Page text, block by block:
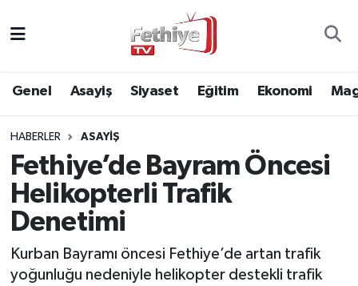
Genel Asayiş Siyaset Eğitim Ekonomi
HABERLER ASAYIŞ
Fethiye’de Bayram Öncesi
Helikopterli Trafik
Denetimi
Kurban Bayramı öncesi Fethiye’de artan trafik
yoğunluğu nedeniyle helikopter destekli trafik
Asayiş
Eğitim
Ekonomi
Kültür
Muğla Hava Durumu
Muğla Namaz Vakitleri
Muğla Trafik Yoğunluk Haritası
Süper Lig Puan Durumu ve Fikstür
Tüm Manşetler